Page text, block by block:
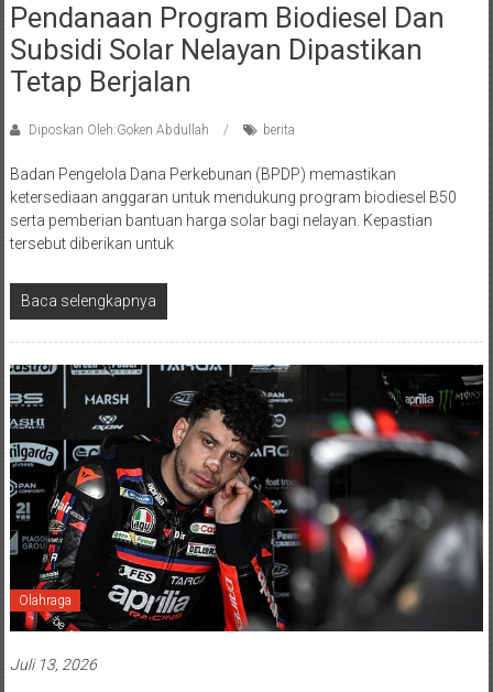
Pendanaan Program Biodiesel Dan
Subsidi Solar Nelayan Dipastikan
Tetap Berjalan
Diposkan Oleh:Goken Abdullah berita
Badan Pengelola Dana Perkebunan (BPDP) memastikan
ketersediaan anggaran untuk mendukung program biodiesel B50
serta pemberian bantuan harga solar bagi nelayan. Kepastian
tersebut diberikan untuk
Baca selengkapnya
Olahraga
Juli 13, 2026